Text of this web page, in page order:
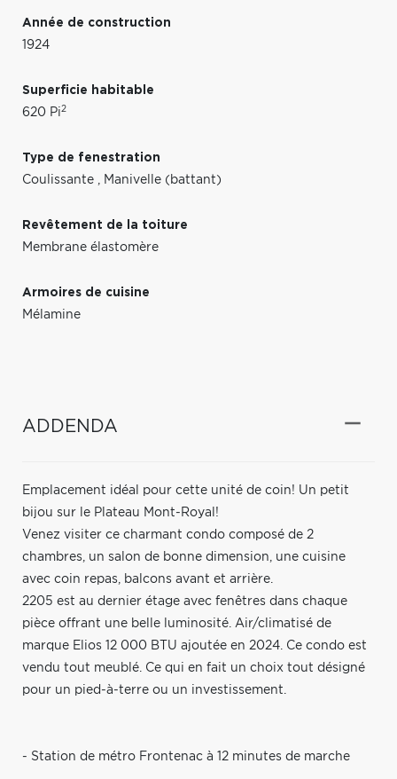
Année de construction
1924
Superficie habitable
620 Pi2
Type de fenestration
Coulissante , Manivelle (battant)
Revêtement de la toiture
Membrane élastomère
Armoires de cuisine
Mélamine
ADDENDA
Emplacement idéal pour cette unité de coin! Un petit
bijou sur le Plateau Mont-Royal!
Venez visiter ce charmant condo composé de 2
chambres, un salon de bonne dimension, une cuisine
avec coin repas, balcons avant et arrière.
2205 est au dernier étage avec fenêtres dans chaque
pièce offrant une belle luminosité. Air/climatisé de
marque Elios 12 000 BTU ajoutée en 2024. Ce condo est
vendu tout meublé. Ce qui en fait un choix tout désigné
pour un pied-à-terre ou un investissement.
- Station de métro Frontenac à 12 minutes de marche